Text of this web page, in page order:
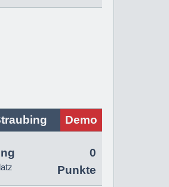
Demo
0
Punkte